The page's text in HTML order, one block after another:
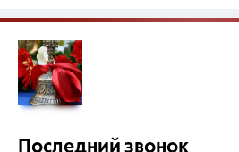
Последний звонок